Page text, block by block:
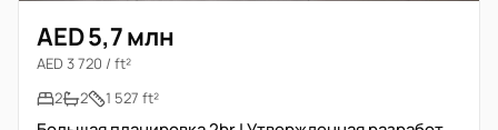
AED 5,7 млн
AED 3 720 / ft²
2
2 1 527 ft²